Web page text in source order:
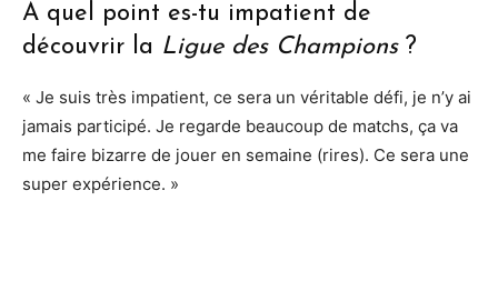
A quel point es-tu impatient de
découvrir la Ligue des Champions ?
« Je suis très impatient, ce sera un véritable défi, je n’y ai
jamais participé. Je regarde beaucoup de matchs, ça va
me faire bizarre de jouer en semaine (rires). Ce sera une
super expérience. »